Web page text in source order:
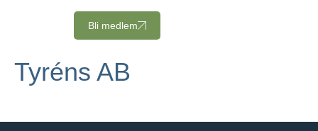
Bli medlem
Tyréns AB